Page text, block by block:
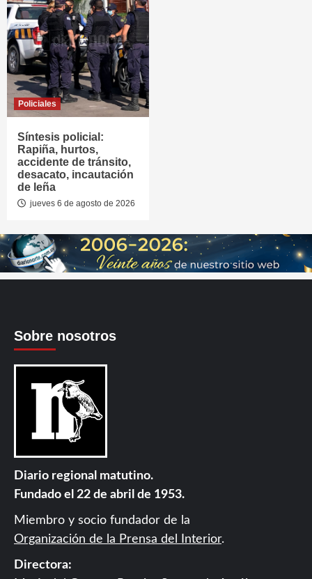
Policiales
Síntesis policial:
Rapiña, hurtos,
accidente de tránsito,
desacato, incautación
de leña
jueves 6 de agosto de 2026
Sobre nosotros
Diario regional matutino.
Fundado el 22 de abril de 1953.
Miembro y socio fundador de la
Organización de la Prensa del Interior.
Directora: